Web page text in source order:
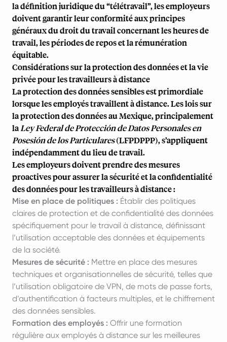
la définition juridique du “télétravail”, les employeurs
doivent garantir leur conformité aux principes
généraux du droit du travail concernant les heures de
travail, les périodes de repos et la rémunération
équitable.
Considérations sur la protection des données et la vie
privée pour les travailleurs à distance
La protection des données sensibles est primordiale
lorsque les employés travaillent à distance. Les lois sur
la protection des données au Mexique, principalement
la Ley Federal de Protección de Datos Personales en
Posesión de los Particulares(LFPDPPP), s’appliquent
indépendamment du lieu de travail.
Les employeurs doivent prendre des mesures
proactives pour assurer la sécurité et la confidentialité
des données pour les travailleurs à distance :
Mise en place de politiques : Établir des politiques
claires de protection et de confidentialité des données
spécifiquement pour le travail à distance, définissant
l’utilisation acceptable des données et équipements
de la société.
Mesures de sécurité : Mettre en place des mesures
techniques et organisationnelles de sécurité, telles que
l’utilisation obligatoire de VPN, de mots de passe forts,
d’authentification à facteurs multiples, et le chiffrement
des données sensibles.
Formation des employés : Offrir une formation
régulière aux employés à distance sur les meilleures